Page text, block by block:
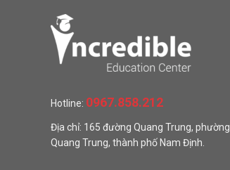
Hotline: 0967.858.212
Địa chỉ: 165 đường Quang Trung, phường
Quang Trung, thành phố Nam Định.